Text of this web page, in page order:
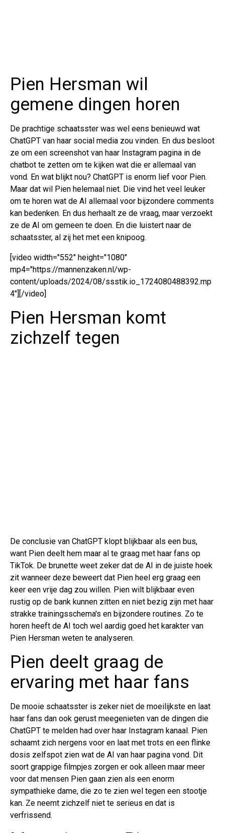
Pien Hersman wil
gemene dingen horen
De prachtige schaatsster was wel eens benieuwd wat
ChatGPT van haar social media zou vinden. En dus besloot
ze om een screenshot van haar Instagram pagina in de
chatbot te zetten om te kijken wat die er allemaal van
vond. En wat blijkt nou? ChatGPT is enorm lief voor Pien.
Maar dat wil Pien helemaal niet. Die vind het veel leuker
om te horen wat de AI allemaal voor bijzondere comments
kan bedenken. En dus herhaalt ze de vraag, maar verzoekt
ze de AI om gemeen te doen. En die luistert naar de
schaatsster, al zij het met een knipoog.
[video width="552" height="1080"
mp4="https://mannenzaken.nl/wp-
content/uploads/2024/08/ssstik.io_1724080488392.mp
4"][/video]
Pien Hersman komt
zichzelf tegen
De conclusie van ChatGPT klopt blijkbaar als een bus,
want Pien deelt hem maar al te graag met haar fans op
TikTok. De brunette weet zeker dat de AI in de juiste hoek
zit wanneer deze beweert dat Pien heel erg graag een
keer een vrije dag zou willen. Pien wilt blijkbaar even
rustig op de bank kunnen zitten en niet bezig zijn met haar
strakke trainingsschema's en bijzondere routines. Zo te
horen heeft de AI toch wel aardig goed het karakter van
Pien Hersman weten te analyseren.
Pien deelt graag de
ervaring met haar fans
De mooie schaatsster is zeker niet de moeilijkste en laat
haar fans dan ook gerust meegenieten van de dingen die
ChatGPT te melden had over haar Instagram kanaal. Pien
schaamt zich nergens voor en laat met trots en een flinke
dosis zelfspot zien wat de AI van haar pagina vond. Dit
soort grappige filmpjes zorgen er ook alleen maar meer
voor dat mensen Pien gaan zien als een enorm
sympathieke dame, die zo te zien wel tegen een stootje
kan. Ze neemt zichzelf niet te serieus en dat is
verfrissend.